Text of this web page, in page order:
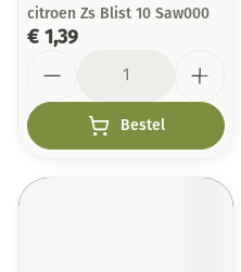
citroen Zs Blist 10 Saw000
€ 1,39
Bestel